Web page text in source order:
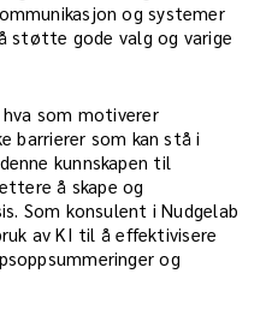
og systemer
støtte gode valg og varige
som motiverer
barrierer som kan stå i
kunnskapen til
å skape og
Som konsulent i Nudgelab
av KI til å effektivisere
og